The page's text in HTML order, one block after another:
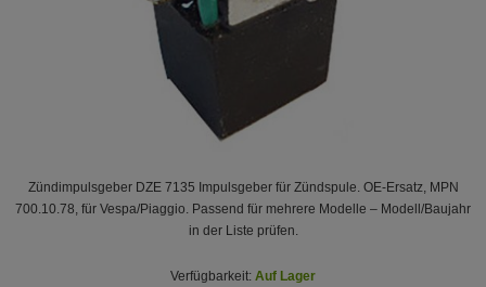
Zündimpulsgeber DZE 7135 Impulsgeber für Zündspule. OE-Ersatz, MPN
700.10.78, für Vespa/Piaggio. Passend für mehrere Modelle – Modell/Baujahr
in der Liste prüfen.
Verfügbarkeit: Auf Lager